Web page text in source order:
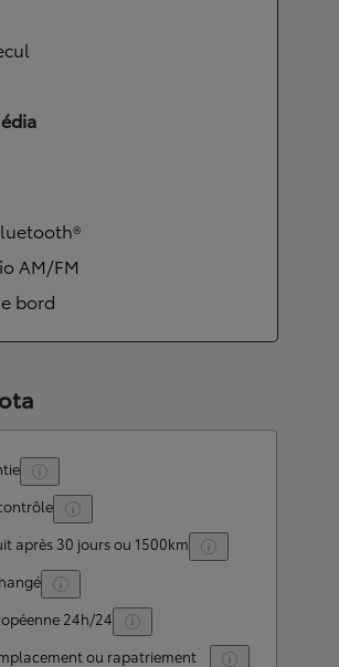
AM/FM
bord
après 30 jours ou 1500km
24h/24
ou rapatriement